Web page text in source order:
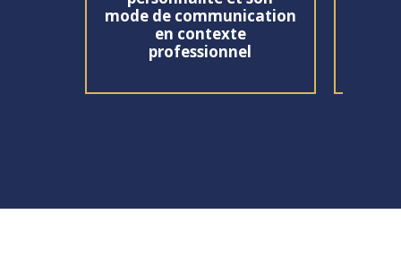
mode de communication
en contexte
professionnel